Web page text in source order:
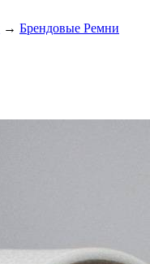
→ Брендовые Ремни